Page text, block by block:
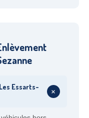
Essarts-
+